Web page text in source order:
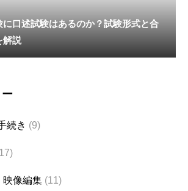
に口述試験はあるのか？試験形式と合
解説
続き (9)
映像編集 (11)